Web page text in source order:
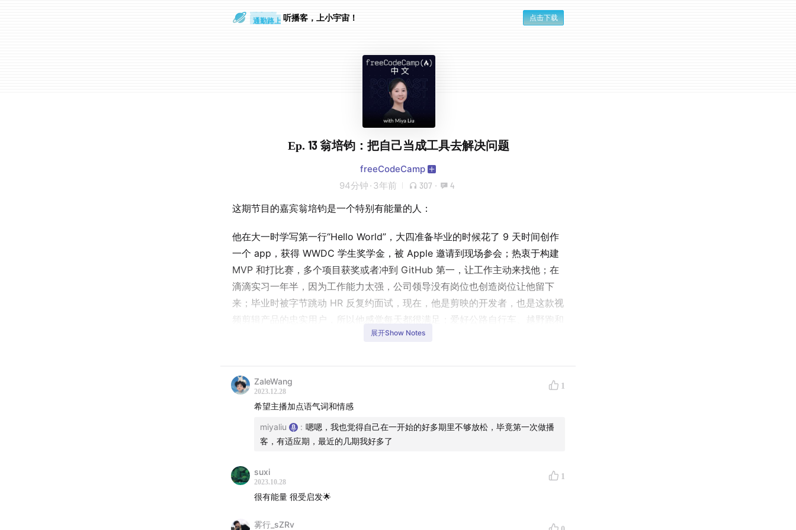
通勤路上 听播客，上小宇宙！ 点击下载
Ep. 13 翁培钧：把自己当成工具去解决问题
freeCodeCamp
94分钟 · 3年前 307 · 4
这期节目的嘉宾翁培钧是一个特别有能量的人：
他在大一时学写第一行“Hello World”，大四准备毕业的时候花了 9 天时间创作
一个 app，获得 WWDC 学生奖学金，被 Apple 邀请到现场参会；热衷于构建
MVP 和打比赛，多个项目获奖或者冲到 GitHub 第一，让工作主动来找他；在
滴滴实习一年半，因为工作能力太强，公司领导没有岗位也创造岗位让他留下
来；毕业时被字节跳动 HR 反复约面试，现在，他是剪映的开发者，也是这款视
频剪辑产品的忠实用户，所以他感觉每天都很满足；爱好公路自行车、越野跑和
摄影，最近正在完善一个五年前的作品，想要一键感受高山草甸的味道。
孩子”？其实他在小学初中的时候沉迷于打游戏，不爱念书，直到初二时有一次
因为逃课打游戏，被他妈妈一顿暴打，他才突然醒悟，从此学习成绩突飞猛进。
我们将从培钧洋洋洒洒的表达中了解他的这些经历以及他在每个阶段的心路历
在录音的时候，我们开着视频，所以我可以看到他讲到呐喊的时候真的挺起胸膛
在呐喊，讲到欢呼的时候真的举起双手在欢呼。对了，你可能在节目中一两个地
方听到窸窸窣窣的声音，那是因为他的猫爬上了桌子:)
展开Show Notes
ZaleWang
2023.12.28
1
希望主播加点语气词和情感
miyaliu : 嗯嗯，我也觉得自己在一开始的好多期里不够放松，毕竟第一次做播
客，有适应期，最近的几期我好多了
suxi
2023.10.28
1
很有能量 很受启发🌟
雾行_sZRv